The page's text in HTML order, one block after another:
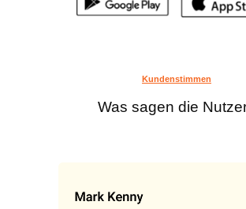
Kundenstimmen
Was sagen die